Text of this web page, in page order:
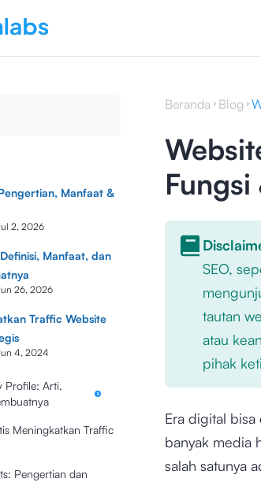
Manfaat &
2, 2026
Manfaat, dan
26, 2026
Traffic Website
4, 2024
Profile: Arti,
Meningkatkan Traffic
Pengertian dan
Beranda Blog
SEO,
tautan
atau
pihak
Era digital
banyak media
salah satunya